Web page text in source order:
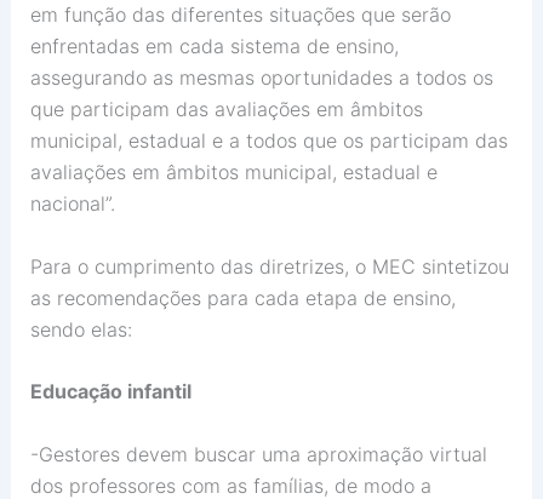
em função das diferentes situações que serão
enfrentadas em cada sistema de ensino,
assegurando as mesmas oportunidades a todos os
que participam das avaliações em âmbitos
municipal, estadual e a todos que os participam das
avaliações em âmbitos municipal, estadual e
nacional”.
Para o cumprimento das diretrizes, o MEC sintetizou
as recomendações para cada etapa de ensino,
sendo elas:
Educação infantil
-Gestores devem buscar uma aproximação virtual
dos professores com as famílias, de modo a